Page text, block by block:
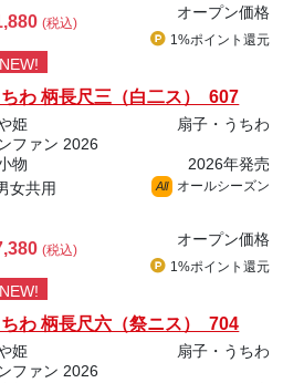
(税込)
オープン価格
1%ポイント 還元
NEW!
わ 柄長尺三（白二ス） 607
姫
扇子・うちわ
ファン 2026
物
2026年発売
女共用
All オールシーズン
(税込)
オープン価格
1%ポイント 還元
NEW!
わ 柄長尺六（祭ニス） 704
姫
扇子・うちわ
ファン 2026